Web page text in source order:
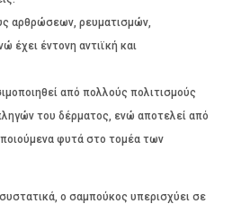
αρθρώσεων, ρευματισμών,
έχει έντονη αντιϊκή και
από πολλούς πολιτισμούς
του δέρματος, ενώ αποτελεί από
φυτά στο τομέα των
ο σαμπούκος υπερισχύει σε